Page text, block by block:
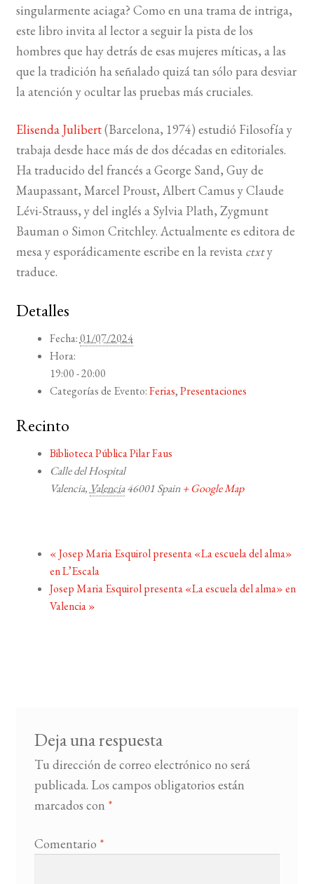
singularmente aciaga? Como en una trama de intriga,
este libro invita al lector a seguir la pista de los
hombres que hay detrás de esas mujeres míticas, a las
que la tradición ha señalado quizá tan sólo para desviar
la atención y ocultar las pruebas más cruciales.
Elisenda Julibert(Barcelona, 1974) estudió Filosofía y
trabaja desde hace más de dos décadas en editoriales.
Ha traducido del francés a George Sand, Guy de
Maupassant, Marcel Proust, Albert Camus y Claude
Lévi-Strauss, y del inglés a Sylvia Plath, Zygmunt
Bauman o Simon Critchley. Actualmente es editora de
mesa y esporádicamente escribe en la revista ctxty
traduce.
Detalles
Fecha:01/07/2024
Hora:
19:00 - 20:00
Categorías de Evento:Ferias,Presentaciones
Recinto
Biblioteca Pública Pilar Faus
Calle del Hospital
Valencia,Valencia 46001 Spain + Google Map
«Josep Maria Esquirol presenta «La escuela del alma»
en L’Escala
Josep Maria Esquirol presenta «La escuela del alma» en
Valencia»
Deja una respuesta
Tu dirección de correo electrónico no será
publicada. Los campos obligatorios están
marcados con *
Comentario *